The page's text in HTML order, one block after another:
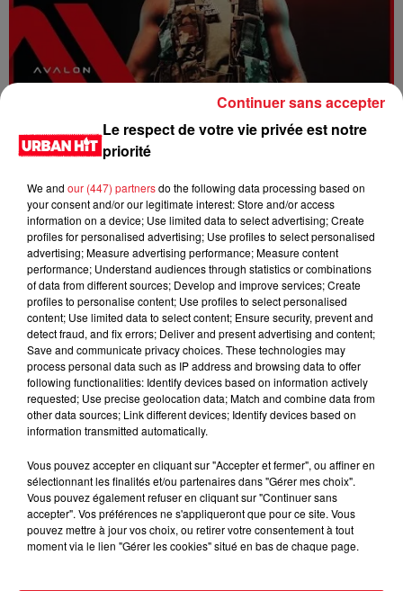
FOLA & Victony - golibe
Le respect de votre vie privée est notre
priorité
We and our (447) partnersdo the following data processing based on
your consent and/or our legitimate interest: Store and/or access
information on a device; Use limited data to select advertising; Create
profiles for personalised advertising; Use profiles to select personalised
advertising; Measure advertising performance; Measure content
performance; Understand audiences through statistics or combinations
of data from different sources; Develop and improve services; Create
profiles to personalise content; Use profiles to select personalised
content; Use limited data to select content; Ensure security, prevent and
detect fraud, and fix errors; Deliver and present advertising and content;
Save and communicate privacy choices. These technologies may
process personal data such as IP address and browsing data to offer
following functionalities: Identify devices based on information actively
requested; Use precise geolocation data; Match and combine data from
other data sources; Link different devices; Identify devices based on
information transmitted automatically.
Vous pouvez accepter en cliquant sur "Accepter et fermer", ou affiner en
sélectionnant les finalités et/ou partenaires dans "Gérer mes choix".
Vous pouvez également refuser en cliquant sur "Continuer sans
accepter". Vos préférences ne s'appliqueront que pour ce site. Vous
pouvez mettre à jour vos choix, ou retirer votre consentement à tout
moment via le lien "Gérer les cookies" situé en bas de chaque page.
Continuer sans accepter